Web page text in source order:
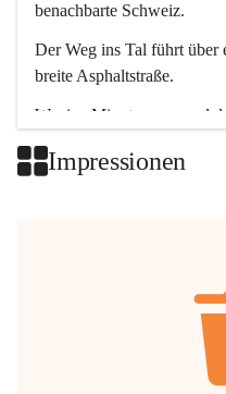
benachbarte Schweiz.
Der Weg ins Tal führt über
breite Asphaltstraße.
Wenige Minuten nur, und
Impressionen